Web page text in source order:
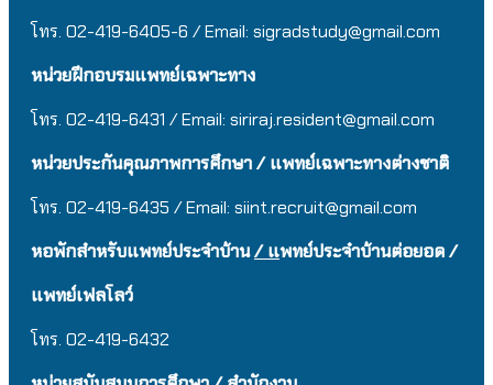
โทร. 02-419-6405-6 / Email: sigradstudy@gmail.com
หน่วยฝึกอบรมแพทย์เฉพาะทาง
โทร. 02-419-6431 / Email: siriraj.resident@gmail.com
หน่วยประกันคุณภาพการศึกษา / แพทย์เฉพาะทางต่างชาติ
โทร. 02-419-6435 / Email: siint.recruit@gmail.com
หอพักสำหรับแพทย์ประจำบ้าน/ แพทย์ประจำบ้านต่อยอด /
แพทย์เฟลโลว์
โทร. 02-419-6432